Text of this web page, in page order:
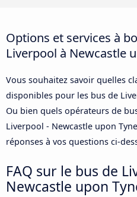
Options et services à
Liverpool à Newcastle
Vous souhaitez savoir quelles
disponibles pour les bus de
Ou bien quels opérateurs de
Liverpool - Newcastle upon
réponses à vos questions ci-
FAQ sur le bus de
Newcastle upon